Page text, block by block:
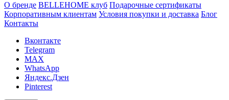
О бренде BELLEHOME клуб Подарочные сертификаты
Корпоративным клиентам Условия покупки и доставка Блог
Контакты
Вконтакте
Telegram
MAX
WhatsApp
Яндекс.Дзен
Pinterest